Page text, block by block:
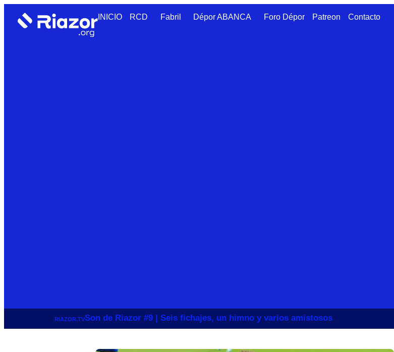
INICIO RCD Fabril Dépor ABANCA Foro Dépor Patreon Contacto
RIAZOR.TVSon de Riazor #9 | Seis fichajes, un himno y varios amistosos